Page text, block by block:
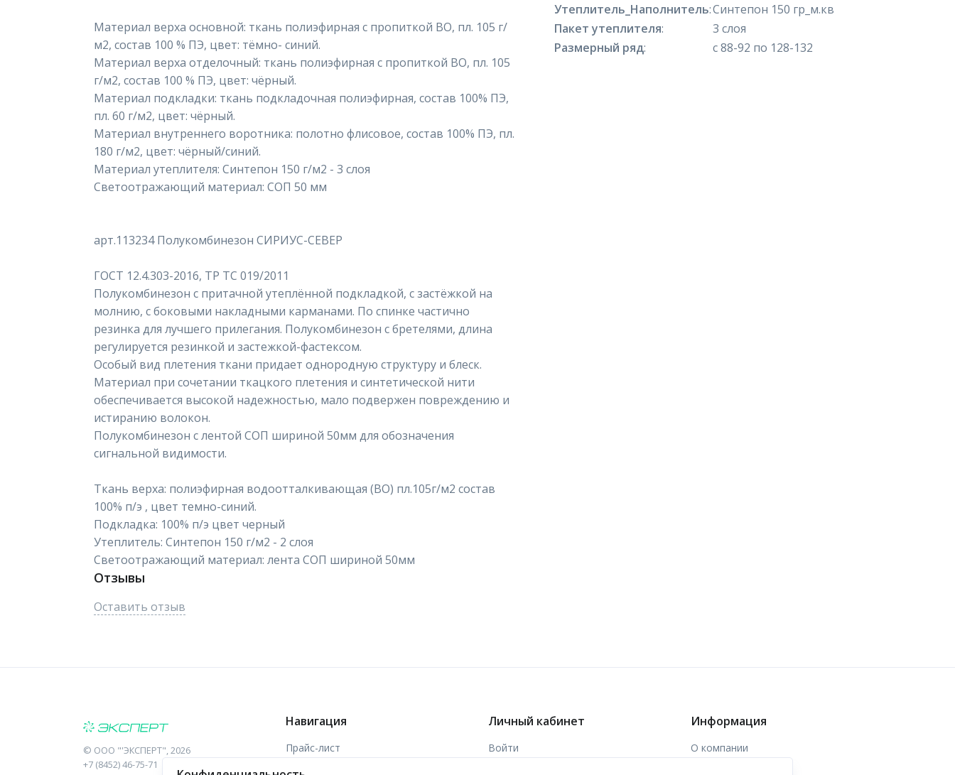
Материал верха основной: ткань полиэфирная с пропиткой ВО, пл. 105 г/
м2, состав 100 % ПЭ, цвет: тёмно- синий.
Материал верха отделочный: ткань полиэфирная с пропиткой ВО, пл. 105
г/м2, состав 100 % ПЭ, цвет: чёрный.
Материал подкладки: ткань подкладочная полиэфирная, состав 100% ПЭ,
пл. 60 г/м2, цвет: чёрный.
Материал внутреннего воротника: полотно флисовое, состав 100% ПЭ, пл.
180 г/м2, цвет: чёрный/синий.
Материал утеплителя: Синтепон 150 г/м2 - 3 слоя
Светоотражающий материал: СОП 50 мм
арт.113234 Полукомбинезон СИРИУС-СЕВЕР
ГОСТ 12.4.303-2016, ТР ТС 019/2011
Полукомбинезон с притачной утеплённой подкладкой, с застёжкой на
молнию, с боковыми накладными карманами. По спинке частично
резинка для лучшего прилегания. Полукомбинезон с бретелями, длина
регулируется резинкой и застежкой-фастексом.
Особый вид плетения ткани придает однородную структуру и блеск.
Материал при сочетании ткацкого плетения и синтетической нити
обеспечивается высокой надежностью, мало подвержен повреждению и
истиранию волокон.
Полукомбинезон с лентой СОП шириной 50мм для обозначения
сигнальной видимости.
Ткань верха: полиэфирная водоотталкивающая (ВО) пл.105г/м2 состав
100% п/э , цвет темно-синий.
Подкладка: 100% п/э цвет черный
Утеплитель: Синтепон 150 г/м2 - 2 слоя
Светоотражающий материал: лента СОП шириной 50мм
Отзывы
Оставить отзыв
Утеплитель_Наполнитель:Синтепон 150 гр_м.кв
Пакет утеплителя:
3 слоя
Размерный ряд: с 88-92 по 128-132
© ООО "'ЭКСПЕРТ", 2026
+7 (8452) 46-75-71
Навигация
Прайс-лист
Личный кабинет
Войти
Информация
О компании